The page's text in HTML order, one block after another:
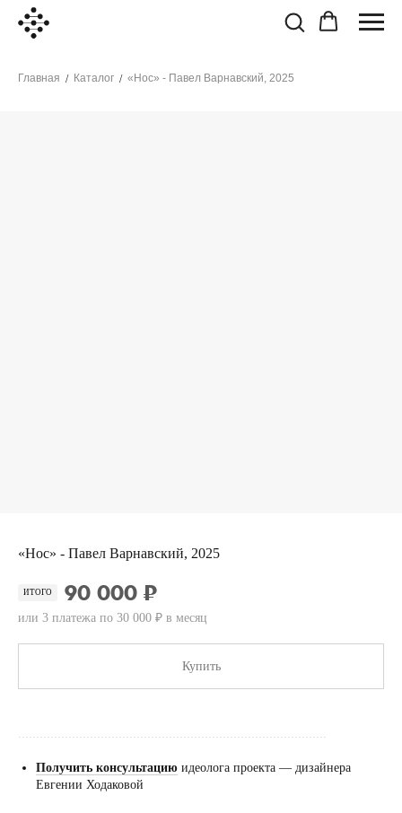
Главная / Каталог / «Нос» - Павел Варнавский, 2025
«Нос» - Павел Варнавский, 2025
ИТОГО 90 000 ₽
или 3 платежа по 30 000 ₽ в месяц
Купить
......................................................................................
Получить консультацию идеолога проекта — дизайнера
Евгении Ходаковой